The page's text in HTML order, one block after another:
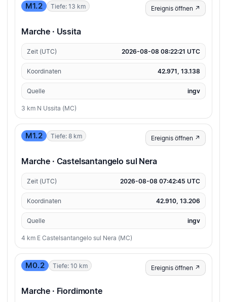
M1.2 Tiefe: 13 km Ereignis öffnen ↗
Marche · Ussita
Zeit (UTC) 2026-08-08 08:22:21 UTC
Koordinaten 42.971, 13.138
Quelle ingv
3 km N Ussita (MC)
M1.2 Tiefe: 8 km Ereignis öffnen ↗
Marche · Castelsantangelo sul Nera
Zeit (UTC) 2026-08-08 07:42:45 UTC
Koordinaten 42.910, 13.206
Quelle ingv
4 km E Castelsantangelo sul Nera (MC)
M0.2 Tiefe: 10 km Ereignis öffnen ↗
Marche · Fiordimonte